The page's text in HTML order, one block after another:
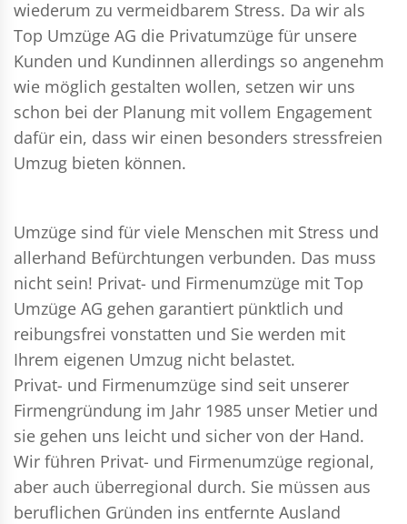
wiederum zu vermeidbarem Stress. Da wir als
Top Umzüge AG die Privatumzüge für unsere
Kunden und Kundinnen allerdings so angenehm
wie möglich gestalten wollen, setzen wir uns
schon bei der Planung mit vollem Engagement
dafür ein, dass wir einen besonders stressfreien
Umzug bieten können.
Umzüge sind für viele Menschen mit Stress und
allerhand Befürchtungen verbunden. Das muss
nicht sein! Privat- und Firmenumzüge mit Top
Umzüge AG gehen garantiert pünktlich und
reibungsfrei vonstatten und Sie werden mit
Ihrem eigenen Umzug nicht belastet.
Privat- und Firmenumzüge sind seit unserer
Firmengründung im Jahr 1985 unser Metier und
sie gehen uns leicht und sicher von der Hand.
Wir führen Privat- und Firmenumzüge regional,
aber auch überregional durch. Sie müssen aus
beruflichen Gründen ins entfernte Ausland